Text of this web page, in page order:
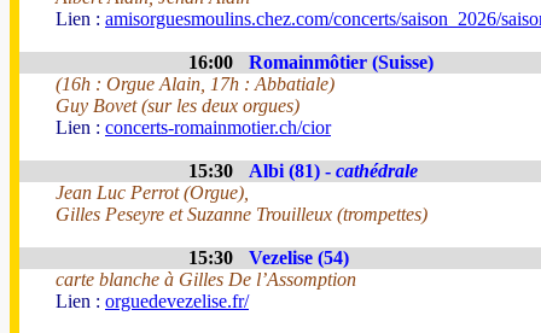
Lien : amisorguesmoulins.chez.com/concerts/saison_2026/
16:00
Romainmôtier (Suisse)
(16h : Orgue Alain, 17h : Abbatiale)
Guy Bovet (sur les deux orgues)
Lien : concerts-romainmotier.ch/cior
15:30 Albi (81) - cathédrale
Jean Luc Perrot (Orgue),
Gilles Peseyre et Suzanne Trouilleux (trompettes)
15:30
Vezelise (54)
carte blanche à Gilles De l’Assomption
Lien : orguedevezelise.fr/